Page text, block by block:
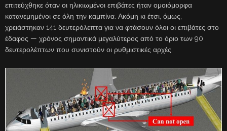
επιτεύχθηκε όταν οι ηλικιωμένοι επιβάτες ήταν ομοιόμορφα
κατανεμημένοι σε όλη την καμπίνα. Ακόμη κι έτσι, όμως,
χρειάστηκαν 141 δευτερόλεπτα για να φτάσουν όλοι οι επιβάτες στο
έδαφος — χρόνος σημαντικά μεγαλύτερος από το όριο των 90
δευτερολέπτων που συνιστούν οι ρυθμιστικές αρχές.